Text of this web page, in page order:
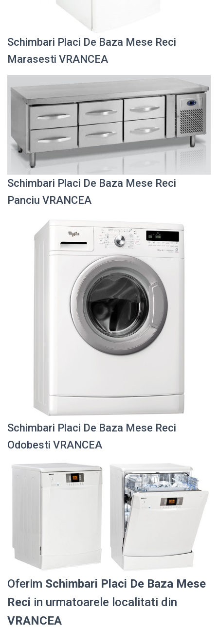
Schimbari Placi De Baza Mese Reci
Marasesti VRANCEA
Schimbari Placi De Baza Mese Reci
Panciu VRANCEA
Schimbari Placi De Baza Mese Reci
Odobesti VRANCEA
Oferim Schimbari Placi De Baza Mese
Reci in urmatoarele localitati din
VRANCEA